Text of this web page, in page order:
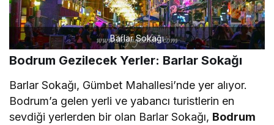
Barlar Sokağı
Bodrum Gezilecek Yerler: Barlar Sokağı
Barlar Sokağı, Gümbet Mahallesi’nde yer alıyor.
Bodrum’a gelen yerli ve yabancı turistlerin en
sevdiği yerlerden bir olan Barlar Sokağı, Bodrum